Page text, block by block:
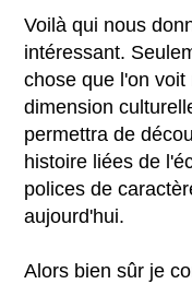
Voilà qui nous
intéressant.
chose que l'on
dimension
permettra de
histoire liées de
polices de
aujourd'hui.
Alors bien sûr je